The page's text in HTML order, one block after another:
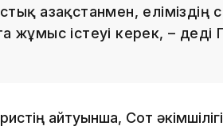
Қазақстанмен,
жұмыс істеуі керек, – деді
айтуынша, Сот